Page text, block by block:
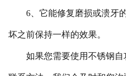
6、它能修复磨损或溃牙的
坏之前保持一样的效果。
如果您需要使用不锈钢自